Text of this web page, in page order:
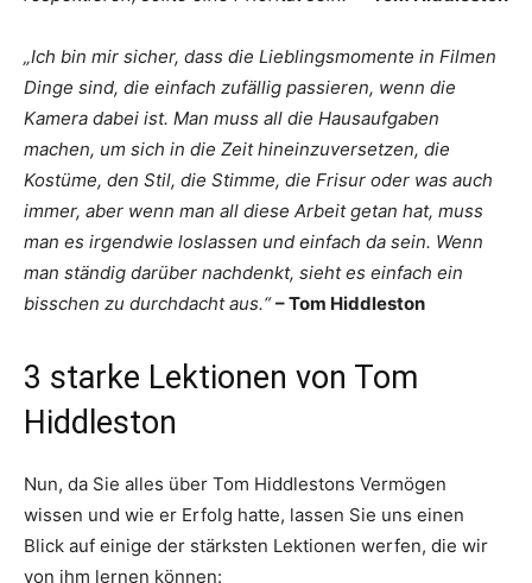
„Ich bin mir sicher, dass die Lieblingsmomente in Filmen
Dinge sind, die einfach zufällig passieren, wenn die
Kamera dabei ist. Man muss all die Hausaufgaben
machen, um sich in die Zeit hineinzuversetzen, die
Kostüme, den Stil, die Stimme, die Frisur oder was auch
immer, aber wenn man all diese Arbeit getan hat, muss
man es irgendwie loslassen und einfach da sein. Wenn
man ständig darüber nachdenkt, sieht es einfach ein
bisschen zu durchdacht aus.“– Tom Hiddleston
3 starke Lektionen von Tom
Hiddleston
Nun, da Sie alles über Tom Hiddlestons Vermögen
wissen und wie er Erfolg hatte, lassen Sie uns einen
Blick auf einige der stärksten Lektionen werfen, die wir
von ihm lernen können: